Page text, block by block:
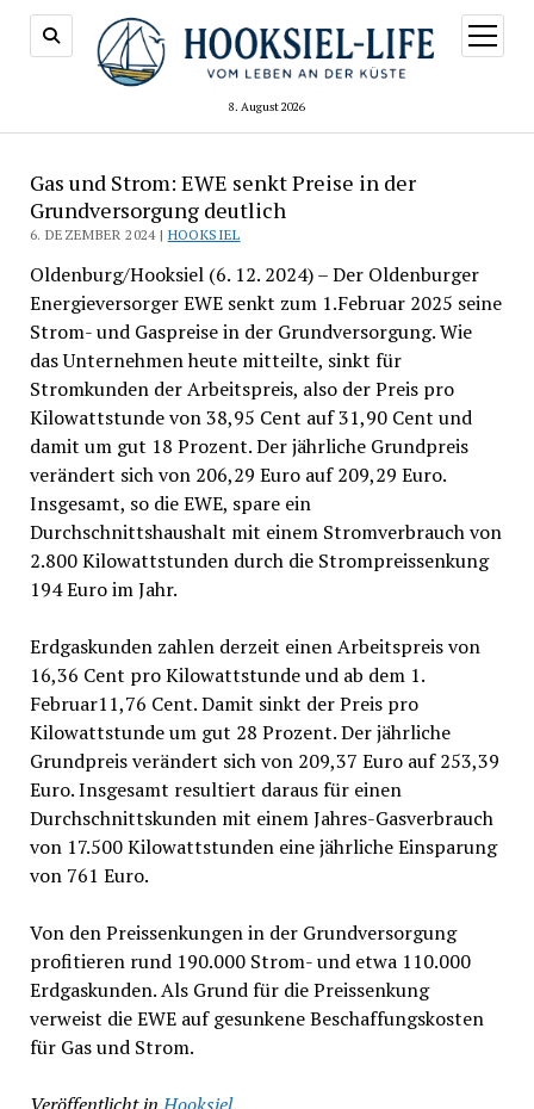
8. August 2026
Menü
öffnen
Gas und Strom: EWE senkt Preise in der
Grundversorgung deutlich
6. DEZEMBER 2024 | HOOKSIEL
Oldenburg/Hooksiel (6. 12. 2024) – Der Oldenburger
Energieversorger EWE senkt zum 1.Februar 2025 seine
Strom- und Gaspreise in der Grundversorgung. Wie
das Unternehmen heute mitteilte, sinkt für
Stromkunden der Arbeitspreis, also der Preis pro
Kilowattstunde von 38,95 Cent auf 31,90 Cent und
damit um gut 18 Prozent. Der jährliche Grundpreis
verändert sich von 206,29 Euro auf 209,29 Euro.
Insgesamt, so die EWE, spare ein
Durchschnittshaushalt mit einem Stromverbrauch von
2.800 Kilowattstunden durch die Strompreissenkung
194 Euro im Jahr.
Erdgaskunden zahlen derzeit einen Arbeitspreis von
16,36 Cent pro Kilowattstunde und ab dem 1.
Februar11,76 Cent. Damit sinkt der Preis pro
Kilowattstunde um gut 28 Prozent. Der jährliche
Grundpreis verändert sich von 209,37 Euro auf 253,39
Euro. Insgesamt resultiert daraus für einen
Durchschnittskunden mit einem Jahres-Gasverbrauch
von 17.500 Kilowattstunden eine jährliche Einsparung
von 761 Euro.
Von den Preissenkungen in der Grundversorgung
profitieren rund 190.000 Strom- und etwa 110.000
Erdgaskunden. Als Grund für die Preissenkung
verweist die EWE auf gesunkene Beschaffungskosten
für Gas und Strom.